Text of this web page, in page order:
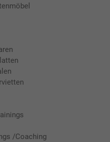
/Coaching